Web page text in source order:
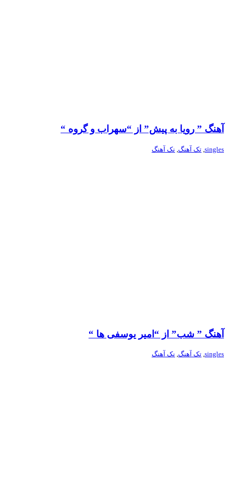
آهنگ ” رویا به پیش” از “سهراب و گروه “
singles
, تک آهنگ, نک آهنگ
آهنگ ” شب” از “امیر یوسفی ها “
singles
, تک آهنگ, نک آهنگ